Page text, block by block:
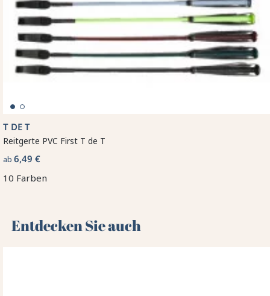
T DE T
Reitgerte PVC First T de T
ab 6,49 €
10 Farben
Entdecken Sie auch 🌻